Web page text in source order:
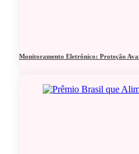
Monitoramento Eletrônico: Proteção